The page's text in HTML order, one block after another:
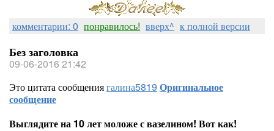
комментарии: 0 понравилось! вверх^ к полной версии
Без заголовка
09-06-2016 21:42
Это цитата сообщениягалина5819 Оригинальное
сообщение
Выглядите на 10 лет моложе с вазелином! Вот как!